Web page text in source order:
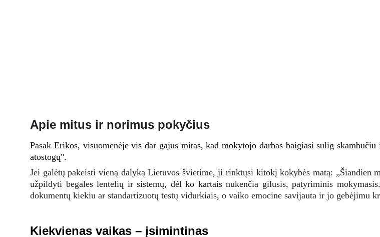
Pasak Erikos, visuomenėje vis dar gajus mitas, kad mokytojo darbas baigiasi sulig
atostogų".
Jei galėtų pakeisti vieną dalyką Lietuvos švietime, ji rinktųsi kitokį kokybės matą: „Šiandien
užpildyti begales lentelių ir sistemų, dėl ko kartais nukenčia gilusis, patyriminis
dokumentų kiekiu ar standartizuotų testų vidurkiais, o vaiko emocine savijauta ir jo gebėjimu
Apie mitus ir norimus pokyčius
Kiekvienas vaikas – įsimintinas